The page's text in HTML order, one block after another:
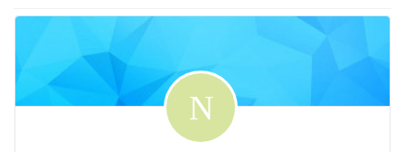
接中外资源、共探产业升级新机
综合利用到碳排放精准核算，电
子制造企业正面临前所未有的政